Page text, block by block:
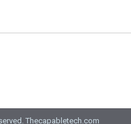
Thecapabletech.com